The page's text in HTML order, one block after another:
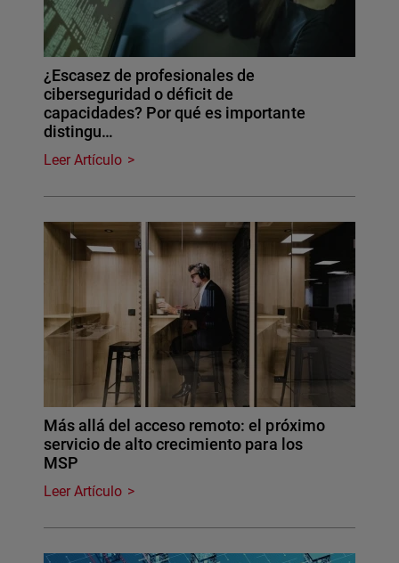
¿Escasez de profesionales de
ciberseguridad o déficit de
capacidades? Por qué es importante
distingu…
Leer Artículo
Más allá del acceso remoto: el próximo
servicio de alto crecimiento para los
MSP
Leer Artículo